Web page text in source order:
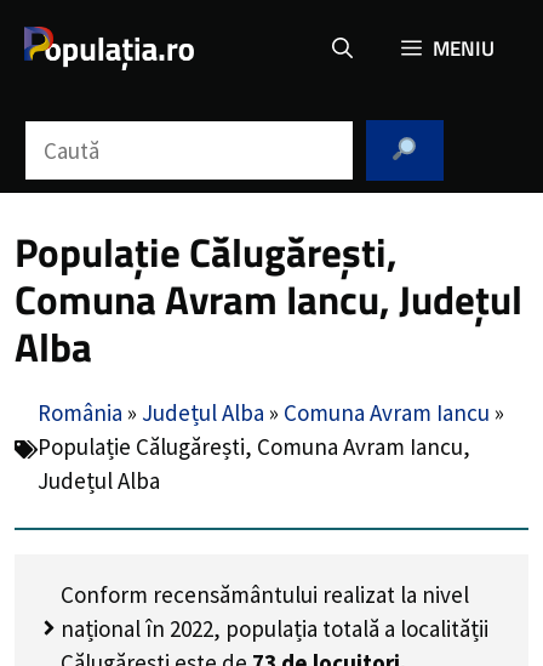
MENIU
Populație Călugărești,
Comuna Avram Iancu, Județul
Alba
România » Județul Alba » Comuna Avram Iancu »
Populație Călugărești, Comuna Avram Iancu,
Județul Alba
Conform recensământului realizat la nivel
național în 2022, populația totală a localității